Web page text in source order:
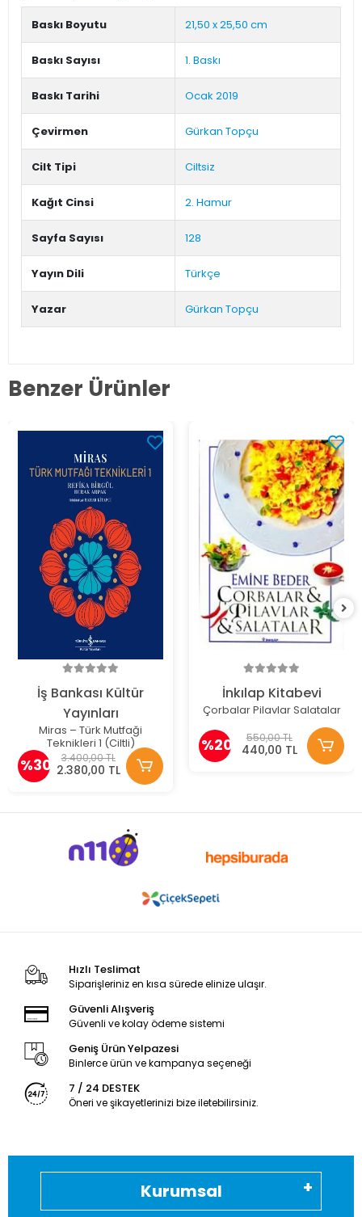
Baskı Boyutu 21,50 x 25,50 cm
Baskı Sayısı 1. Baskı
Baskı Tarihi Ocak 2019
Çevirmen Gürkan Topçu
Cilt Tipi Ciltsiz
Kağıt Cinsi 2. Hamur
Sayfa Sayısı 128
Yayın Dili Türkçe
Yazar Gürkan Topçu
Benzer Ürünler
İş Bankası Kültür
Yayınları
Miras – Türk Mutfaği
Teknikleri 1 (Ciltli)
%30 3.400,00 TL
2.380,00 TL
İnkılap Kitabevi
Çorbalar Pilavlar Salatalar
%20 550,00 TL
440,00 TL
Hızlı Teslimat
Siparişleriniz en kısa sürede elinize ulaşır.
Güvenli Alışveriş
Güvenli ve kolay ödeme sistemi
Geniş Ürün Yelpazesi
Binlerce ürün ve kampanya seçeneği
7 / 24 DESTEK
Öneri ve şikayetlerinizi bize iletebilirsiniz.
Kurumsal